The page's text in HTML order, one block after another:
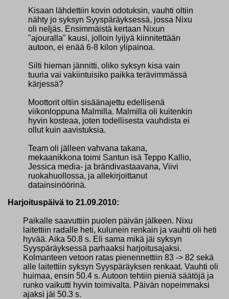
Kisaan lähdettiin kovin odotuksin, vauhti oltiin
nähty jo syksyn Syyspäräyksessä, jossa Nixu
oli neljäs. Ensimmäistä kertaan Nixun
"ajouralla" kausi, jolloin lyijyä kiinnitettään
autoon, ei enää 6-8 kilon ylipainoa.
Silti hieman jännitti, oliko syksyn kisa vain
tuuria vai vakiintuisiko paikka terävimmässä
kärjessä?
Moottorit oltiin sisäänajettu edellisenä
viikonloppuna Malmilla. Malmilla oli kuitenkin
hyvin kosteaa, joten todellisesta vauhdista ei
ollut kuin aavistuksia.
Team oli jälleen vahvana takana,
mekaanikkona toimi Santun isä Teppo Kallio,
Jessica media- ja brändivastaavana, Viivi
ruokahuollossa, ja allekirjoittanut
datainsinöörinä.
Harjoituspäivä to 21.09.2010:
Paikalle saavuttiin puolen päivän jälkeen. Nixu
laitettiin radalle heti, kulunein renkain ja vauhti oli heti
hyvää. Aika 50.8 s. Eli sama mikä jäi syksyn
Syyspäräyksessä parhaaksi harjoitusajaksi.
Kolmanteen vetoon ratas pienennettiin 83 -> 82 sekä
alle laitettiin syksyn Syyspäräyksen renkaat. Vauhti oli
huimaa, ensin 50.4 s. Autoon tehtiin pieniä säätöjä ja
runko vaikutti hyvin toimivalta. Päivän nopeimmaksi
ajaksi jäi 50.3 s.